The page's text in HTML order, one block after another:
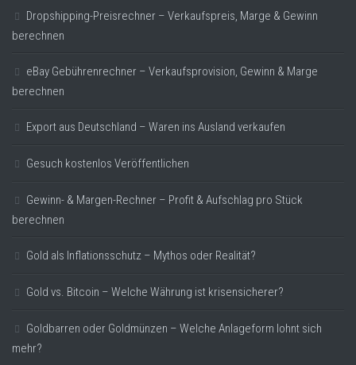
Dropshipping-Preisrechner – Verkaufspreis, Marge & Gewinn
berechnen
eBay Gebührenrechner – Verkaufsprovision, Gewinn & Marge
berechnen
Export aus Deutschland – Waren ins Ausland verkaufen
Gesuch kostenlos Veröffentlichen
Gewinn- & Margen-Rechner – Profit & Aufschlag pro Stück
berechnen
Gold als Inflationsschutz – Mythos oder Realität?
Gold vs. Bitcoin – Welche Währung ist krisensicherer?
Goldbarren oder Goldmünzen – Welche Anlageform lohnt sich
mehr?